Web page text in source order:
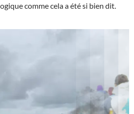
comme cela a été si bien dit.